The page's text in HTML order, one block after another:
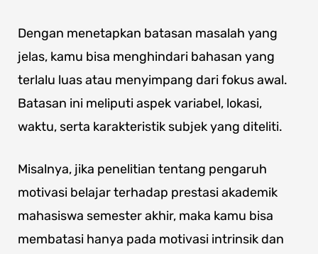
Dengan menetapkan batasan masalah yang
jelas, kamu bisa menghindari bahasan yang
terlalu luas atau menyimpang dari fokus awal.
Batasan ini meliputi aspek variabel, lokasi,
waktu, serta karakteristik subjek yang diteliti.
Misalnya, jika penelitian tentang pengaruh
motivasi belajar terhadap prestasi akademik
mahasiswa semester akhir, maka kamu bisa
membatasi hanya pada motivasi intrinsik dan